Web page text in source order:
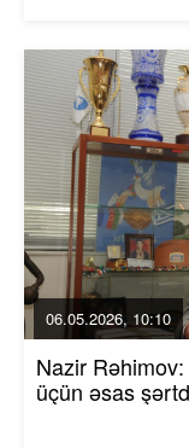
06.05.2026, 10:10
Nazir
üçün əsas